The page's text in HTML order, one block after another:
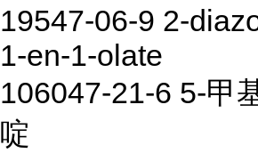
19547-06-9 2-
1-en-1-olate
106047-21-6 5-甲
啶